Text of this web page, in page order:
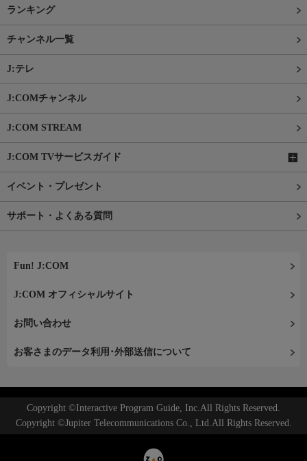
ランキング
チャンネル一覧
J:テレ
J:COMチャンネル
J:COM STREAM
J:COM TVサービスガイド
イベント・プレゼント
サポート・よくある質問
Fun! J:COM
J:COM オフィシャルサイト
お問い合わせ
お客さまのデータ利用･外部送信について
Copyright ©Interactive Program Guide, Inc.All Rights Reserved.
Copyright ©Jupiter Telecommunications Co., Ltd.All Rights Reserved.